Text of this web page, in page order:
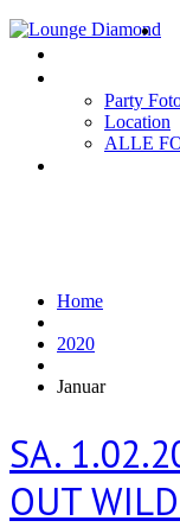
Party
Location
ALLE
Home
2020
Januar
SA.
OUT